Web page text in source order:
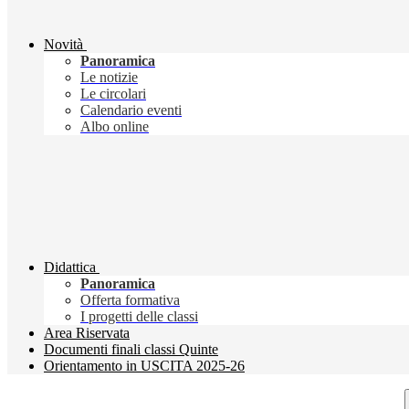
Novità
Panoramica
Le notizie
Le circolari
Calendario eventi
Albo online
Didattica
Panoramica
Offerta formativa
I progetti delle classi
Area Riservata
Documenti finali classi Quinte
Orientamento in USCITA 2025-26